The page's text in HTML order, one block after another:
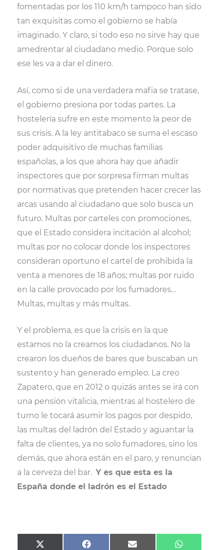
fomentadas por los 110 km/h tampoco han sido
tan exquisitas como el gobierno se había
imaginado. Y claro, si todo eso no sirve hay que
amedrentar al ciudadano medio. Porque solo
ese les va a dar el dinero.
Así, como si de una verdadera mafia se tratase,
el gobierno presiona por todas partes. La
hostelería sufre en este momento la peor de
sus crisis. A la ley antitabaco se suma el escaso
poder adquisitivo de muchas familias
españolas, a los que ahora hay que añadir
inspectores que por sorpresa firman multas
por normativas que pretenden hacer crecer las
arcas usando al ciudadano que solo busca un
futuro. Multas por carteles con promociones,
que el Estado considera incitación al alcohol;
multas por no colocar donde los inspectores
consideran oportuno el cartel de prohibida la
venta a menores de 18 años; multas por ruido
en la calle provocado por los fumadores…
Multas, multas y más multas.
Y el problema, es que la crisis en la que
estamos no la creamos los ciudadanos. No la
crearon los dueños de bares que buscaban un
sustento y han generado empleo. La creo
Zapatero, que en 2012 o quizás antes se irá con
una pensión vitalicia, mientras al hostelero de
turno le tocará asumir los pagos por despido,
las multas del ladrón del Estado y aguantar la
falta de clientes, ya no solo fumadores, sino los
demás, que ahora están en el paro, y renuncian
a la cerveza del bar. Y es que esta es la
España donde el ladrón es el Estado
Compartir
X
Compartir
F
Compartir
E
W